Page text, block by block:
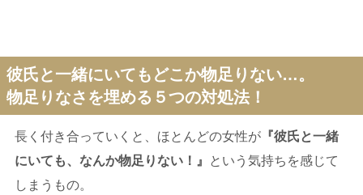
彼氏と一緒にいてもどこか物足りない…。
物足りなさを埋める５つの対処法！
長く付き合っていくと、ほとんどの女性が 『彼氏と一緒
にいても、なんか物足りない！』
という気持ちを感じて
しまうもの。